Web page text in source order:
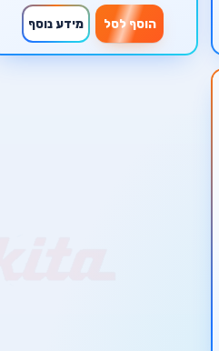
הוסף לסל מידע נוסף